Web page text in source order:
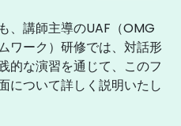
、講師主導のUAF（OMG
ワーク）研修では、対話形
的な演習を通じて、このフ
について詳しく説明いたし